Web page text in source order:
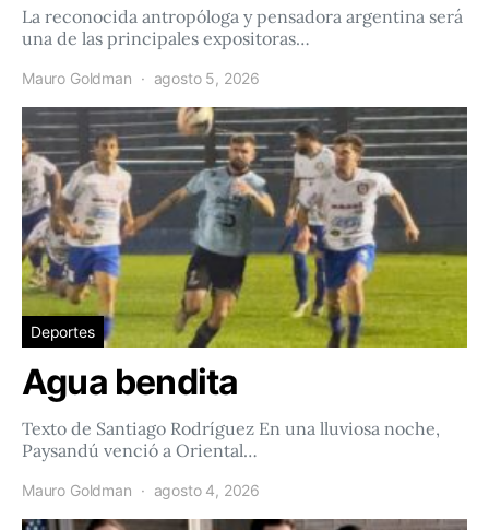
La reconocida antropóloga y pensadora argentina será
una de las principales expositoras…
Mauro Goldman agosto 5, 2026
Deportes
Agua bendita
Texto de Santiago Rodríguez En una lluviosa noche,
Paysandú venció a Oriental…
Mauro Goldman agosto 4, 2026